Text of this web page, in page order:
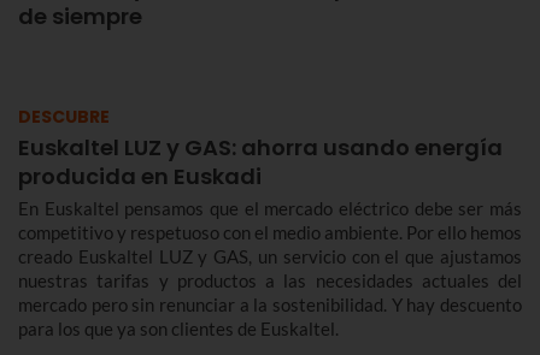
de siempre
DESCUBRE
Euskaltel LUZ y GAS: ahorra usando energía
producida en Euskadi
En Euskaltel pensamos que el mercado eléctrico debe ser más
competitivo y respetuoso con el medio ambiente. Por ello hemos
creado Euskaltel LUZ y GAS, un servicio con el que ajustamos
nuestras tarifas y productos a las necesidades actuales del
mercado pero sin renunciar a la sostenibilidad. Y hay descuento
para los que ya son clientes de Euskaltel.